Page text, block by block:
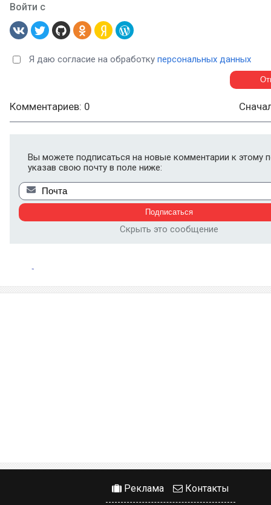
Войти с
Я даю согласие на обработку персональных данных
Комментариев: 0
Вы можете подписаться на новые комментарии к этому
указав свою почту в поле ниже:
Скрыть это сообщение
Реклама Контакты